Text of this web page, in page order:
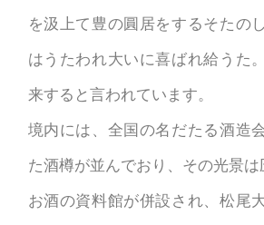
を汲上て豊の圓居をするそたの
はうたわれ大いに喜ばれ給うた
来すると言われています。
境内には、全国の名だたる酒造
た酒樽が並んでおり、その光景は
お酒の資料館が併設され、松尾